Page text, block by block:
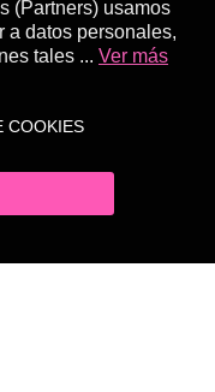
(Partners) usamos
a datos personales,
tales ... Ver más